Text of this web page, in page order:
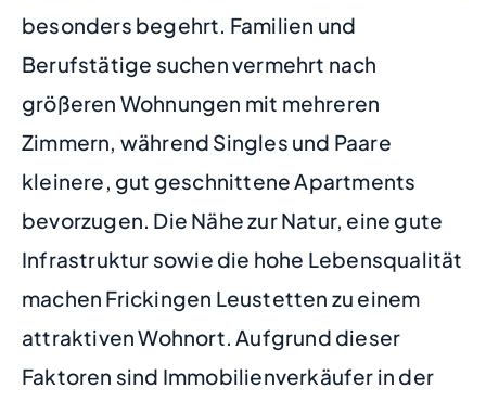
besonders begehrt. Familien und
Berufstätige suchen vermehrt nach
größeren Wohnungen mit mehreren
Zimmern, während Singles und Paare
kleinere, gut geschnittene Apartments
bevorzugen. Die Nähe zur Natur, eine gute
Infrastruktur sowie die hohe Lebensqualität
machen Frickingen Leustetten zu einem
attraktiven Wohnort. Aufgrund dieser
Faktoren sind Immobilienverkäufer in der